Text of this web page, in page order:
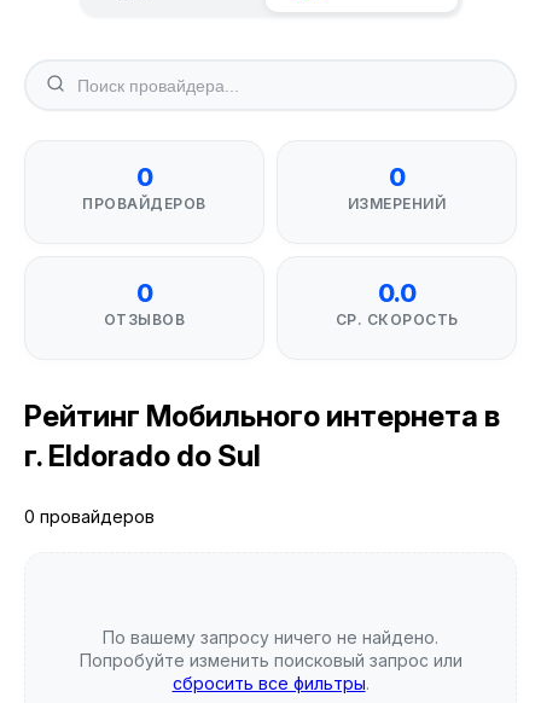
0
ПРОВАЙДЕРОВ
0
ИЗМЕРЕНИЙ
0
ОТЗЫВОВ
0.0
СР. СКОРОСТЬ
Рейтинг Мобильного интернета в
г. Eldorado do Sul
0 провайдеров
По вашему запросу ничего не найдено.
Попробуйте изменить поисковый запрос или
сбросить все фильтры.